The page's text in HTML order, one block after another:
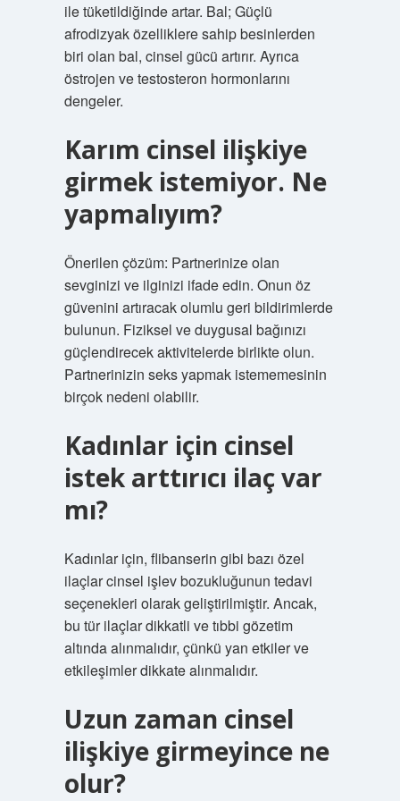
ile tüketildiğinde artar. Bal; Güçlü
afrodizyak özelliklere sahip besinlerden
biri olan bal, cinsel gücü artırır. Ayrıca
östrojen ve testosteron hormonlarını
dengeler.
Karım cinsel ilişkiye
girmek istemiyor. Ne
yapmalıyım?
Önerilen çözüm: Partnerinize olan
sevginizi ve ilginizi ifade edin. Onun öz
güvenini artıracak olumlu geri bildirimlerde
bulunun. Fiziksel ve duygusal bağınızı
güçlendirecek aktivitelerde birlikte olun.
Partnerinizin seks yapmak istememesinin
birçok nedeni olabilir.
Kadınlar için cinsel
istek arttırıcı ilaç var
mı?
Kadınlar için, flibanserin gibi bazı özel
ilaçlar cinsel işlev bozukluğunun tedavi
seçenekleri olarak geliştirilmiştir. Ancak,
bu tür ilaçlar dikkatli ve tıbbi gözetim
altında alınmalıdır, çünkü yan etkiler ve
etkileşimler dikkate alınmalıdır.
Uzun zaman cinsel
ilişkiye girmeyince ne
olur?